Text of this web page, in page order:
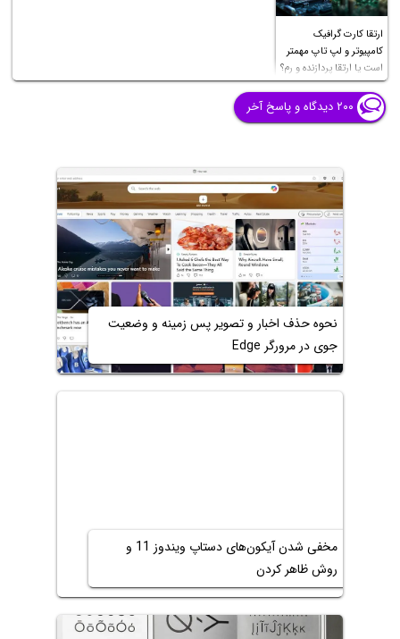
ارتقا کارت گرافیک
کامپیوتر و لپ تاپ مهمتر
است یا ارتقا پردازنده و رم؟
۲۰۰ دیدگاه و پاسخ آخر
نحوه حذف اخبار و تصویر پس زمینه و وضعیت
جوی در مرورگر Edge
مخفی شدن آیکون‌های دستاپ ویندوز 11 و
روش ظاهر کردن